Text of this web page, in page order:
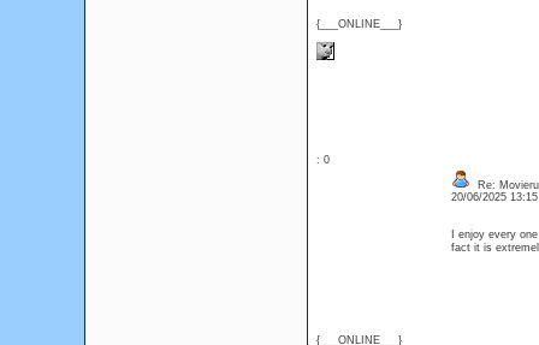
{___ONLINE___}
: 0
{___ONLINE___}
Re:
20/06/2025
I enjoy every
fact it is